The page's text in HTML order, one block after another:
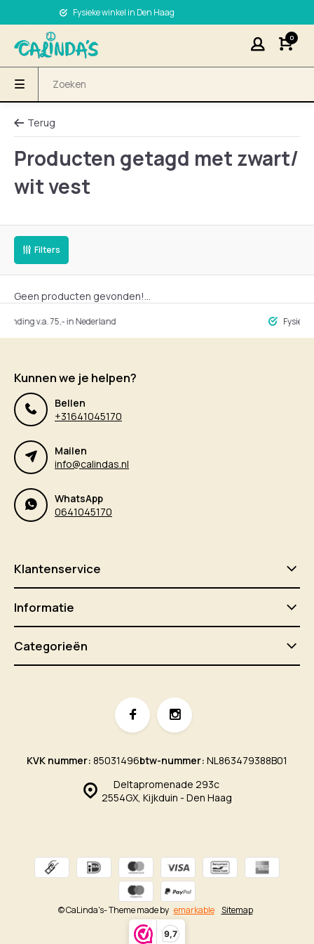
9,7
Fysieke winkel in Den Haag
0
Terug
Producten getagd met zwart/
wit vest
Filters
Geen producten gevonden!...
v.a. 75,- in Nederland Fysieke
Kunnen we je helpen?
Bellen
+31641045170
Mailen
info@calindas.nl
WhatsApp
0641045170
Klantenservice
Informatie
Categorieën
Deltapromenade 293c
2554GX, Kijkduin - Den Haag
KVK nummer: 85031496btw-nummer: NL863479388B01
© CaLinda's- Theme made by emarkable Sitemap